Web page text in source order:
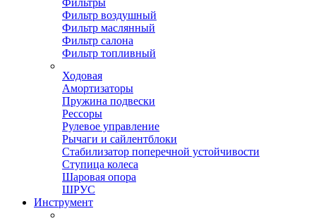
Фильтры
Фильтр воздушный
Фильтр маслянный
Фильтр салона
Фильтр топливный
Ходовая
Амортизаторы
Пружина подвески
Рессоры
Рулевое управление
Рычаги и сайлентблоки
Стабилизатор поперечной устойчивости
Ступица колеса
Шаровая опора
ШРУС
Инструмент